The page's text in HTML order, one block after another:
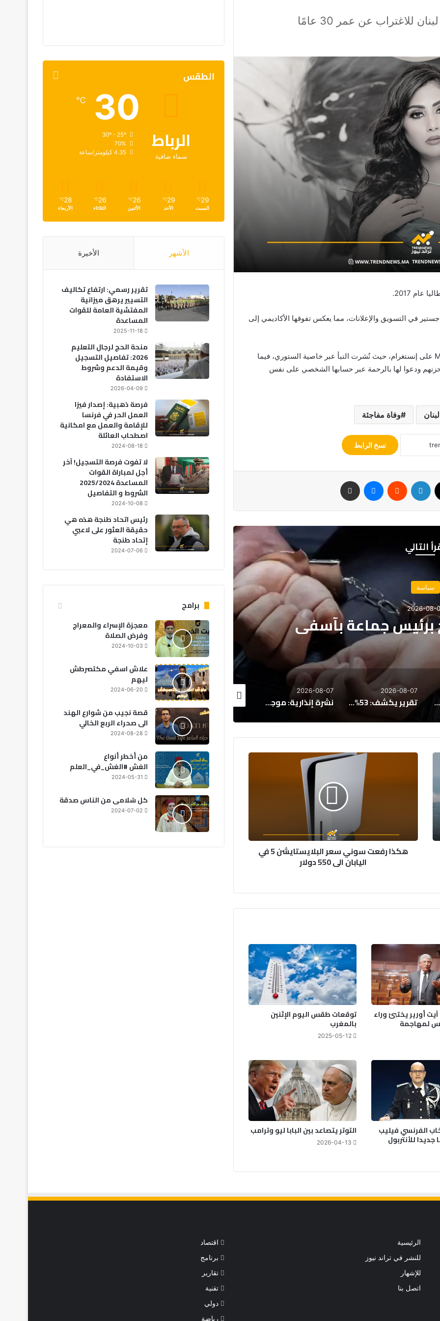
عن عمر 30 عامًا
2017.
في التسويق والإعلانات، مما يعكس تفوقها الأكاديمي إلى
وقد أُعلنت وفاتها عبر صفحة Miss Lebanon Fan Club على إنستغرام، حيث نُشرت النبأ عبر خاصية الستوري، فيما
حزنهم ودعوا لها بالرحمة عبر حسابها الشخصي على نفس
وفاة مفاجئة
نسخ الرابط
لينكدإن ماسنجر
التالي
2026-08-07
غرق مركب صيد للسردين قبالة
الداخلة
تقرير يكشف: 53% من
و65% يرفضون عمل الأجانب
تقرير يكشف: 53% من المغاربة يفكرون في الهجرة، و65% يرفضون عمل الأجانب
2026-08-07
نشرة إنذارية: موجة حر وزخات رعدية بعدد من مناطق المملكة
2026-08-07
تنسيقية الموظفين تطالب بإدراج “التوقيت الميسر” في الحوار الاجتماعي
2026-08-06
الحكومة: اعتماد نظام 8 ساعات إلزامي في الحراسة الخاصة ومنع صفقات 12 ساعة
2026-08-06
هكذا
الى
550
هكذا رفعت سوني سعر البلايستايشن 5 في
اليابان الى 550 دولار
أورير يختبئ وراء
لمهاجمة
توقعات طقس اليوم الإثنين
بالمغرب
2025-05-12
الفرنسي فيليب
للأنتربول
التوتر يتصاعد بين البابا ليو وترامب
2026-04-13
الطقس
الرباط
سماء صافية
30
℃
70%
4.35 كيلومتر/ساعة
29
℃
السبت
29
℃
الأحد
26
℃
الأثنين
26
℃
الثلاثاء
28
℃
الأربعاء
الأشهر الأخيرة
تقرير رسمي: ارتفاع تكاليف
التسيير يرهق ميزانية
المفتشية العامة للقوات
المساعدة
2025-11-18
منحة الحج لرجال التعليم
2026: تفاصيل التسجيل
وقيمة الدعم وشروط
الاستفادة
2026-04-09
فرصة ذهبية: إصدار فيزا
العمل الحر في فرنسا
للإقامة والعمل مع امكانية
اصطحاب العائلة
2024-08-18
لا تفوت فرصة التسجيل! آخر
أجل لمباراة القوات
المساعدة 2025/2024
الشروط و التفاصيل
2024-10-08
رئيس اتحاد طنجة هذه هي
حقيقة العثور على لاعبي
إتحاد طنجة
2024-07-06
برامج
معجزة الإسراء والمعراج
وفرض الصلاة
2024-10-03
علاش اسفي مكتصرطش
ليهم
2024-06-20
قصة نجيب من شوارع الهند
الى صحراء الربع الخالي
2024-08-28
من أخطر أنواع
الغش #الغش_في_العلم
2024-05-31
كل سُلامى من الناس صدقة
2024-07-02
الرئيسية
للنشر في تراند نيوز
للإشهار
اتصل بنا
اقتصاد
برنامج
تقارير
تقنية
دولي
رياضة